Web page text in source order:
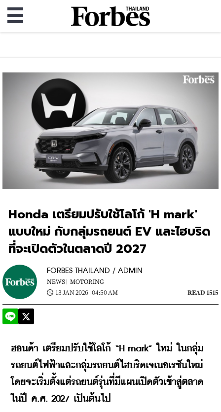
Honda เตรียมปรับใช้โลโก้ 'H mark'
แบบใหม่ กับกลุ่มรถยนต์ EV และไฮบริด
ที่จะเปิดตัวในตลาดปี 2027
FORBES THAILAND / ADMIN
NEWS | MOTORING
13 JAN 2026 | 04:50 AM
READ 1515
ฮอนด้า เตรียมปรับใช้โลโก้ “H mark” ใหม่ ในกลุ่ม
รถยนต์ไฟฟ้าและกลุ่มรถยนต์ไฮบริดเจเนอเรชันใหม่
โดยจะเริ่มตั้งแต่รถยนต์รุ่นที่มีแผนเปิดตัวเข้าสู่ตลาด
ในปี ค.ศ. 2027 เป็นต้นไป